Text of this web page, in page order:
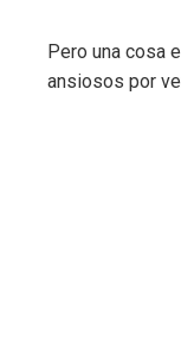
Pero una cosa
ansiosos por